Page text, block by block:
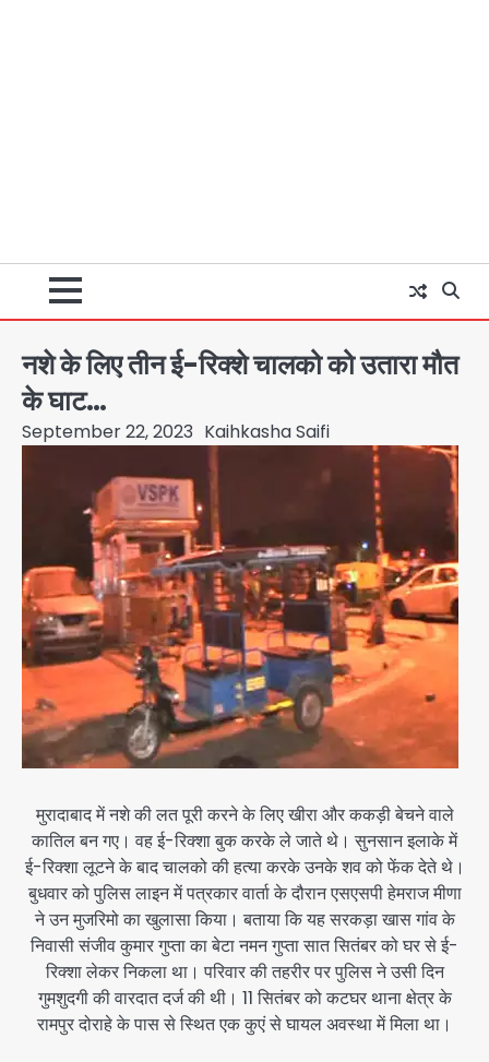
नशे के लिए तीन ई-रिक्शे चालको को उतारा मौत
के घाट…
September 22, 2023 Kaihkasha Saifi
मुरादाबाद में नशे की लत पूरी करने के लिए खीरा और ककड़ी बेचने वाले
कातिल बन गए। वह ई-रिक्शा बुक करके ले जाते थे। सुनसान इलाके में
ई-रिक्शा लूटने के बाद चालको की हत्या करके उनके शव को फेंक देते थे।
बुधवार को पुलिस लाइन में पत्रकार वार्ता के दौरान एसएसपी हेमराज मीणा
ने उन मुजरिमो का खुलासा किया। बताया कि यह सरकड़ा खास गांव के
निवासी संजीव कुमार गुप्ता का बेटा नमन गुप्ता सात सितंबर को घर से ई-
रिक्शा लेकर निकला था। परिवार की तहरीर पर पुलिस ने उसी दिन
गुमशुदगी की वारदात दर्ज की थी। 11 सितंबर को कटघर थाना क्षेत्र के
रामपुर दोराहे के पास से स्थित एक कुएं से घायल अवस्था में मिला था।